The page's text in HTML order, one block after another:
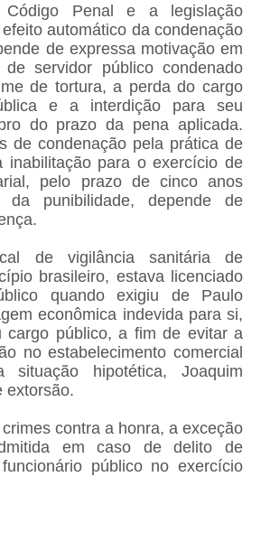
Penal e a legislação
automático da condenação
de expressa motivação em
servidor público condenado
de tortura, a perda do cargo
e a interdição para seu
do prazo da pena aplicada.
de condenação pela prática de
inabilitação para o exercício de
pelo prazo de cinco anos
punibilidade, depende de
de vigilância sanitária de
brasileiro, estava licenciado
quando exigiu de Paulo
econômica indevida para si,
cargo público, a fim de evitar a
no estabelecimento comercial
situação hipotética, Joaquim
extorsão.
contra a honra, a exceção
em caso de delito de
público no exercício